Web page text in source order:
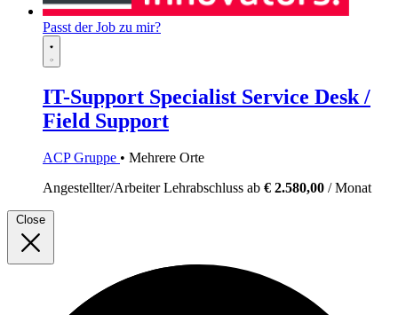
Passt der Job zu mir?
IT-Support Specialist Service Desk /
Field Support
ACP Gruppe • Mehrere Orte
Angestellter/ArbeiterLehrabschluss ab € 2.580,00 / Monat
Close